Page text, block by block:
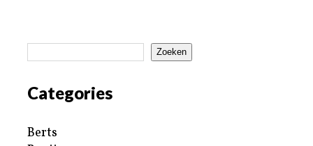
Zoeken
Categories
Berts